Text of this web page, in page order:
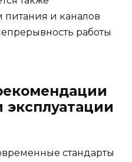
питания и каналов
работы
стандарты